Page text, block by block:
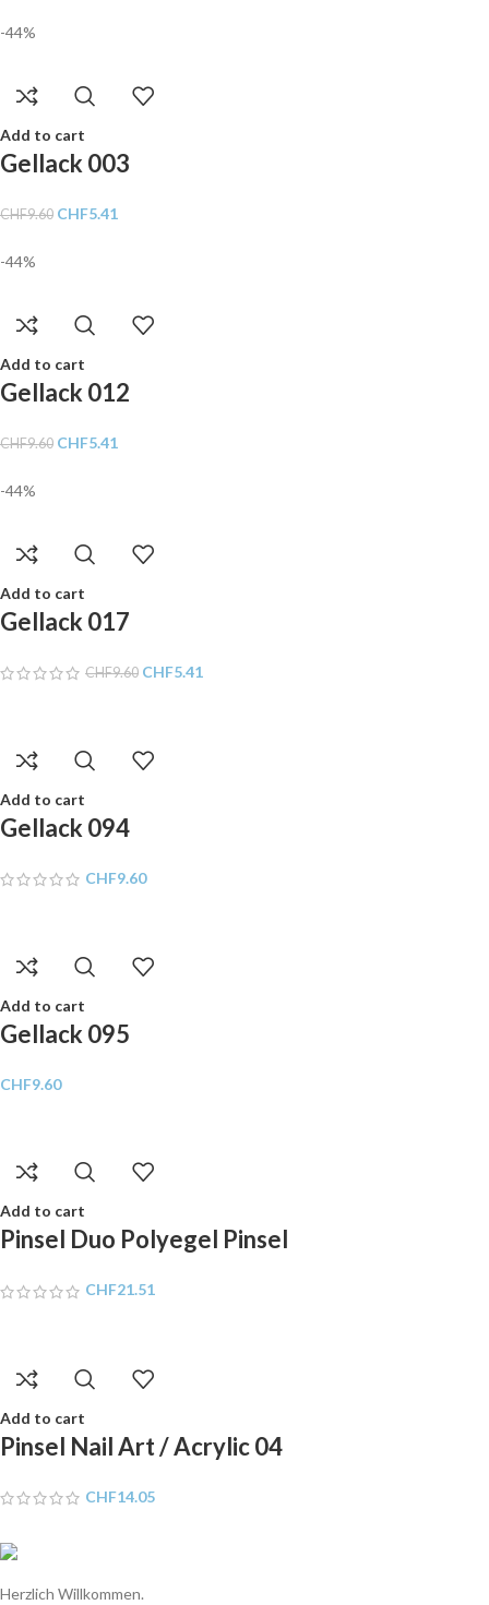
-44%
Add to cart
Gellack 003
CHF9.60 CHF5.41
-44%
Add to cart
Gellack 012
CHF9.60 CHF5.41
-44%
Add to cart
Gellack 017
CHF9.60 CHF5.41
Add to cart
Gellack 094
CHF9.60
Add to cart
Gellack 095
CHF9.60
Add to cart
Pinsel Duo Polyegel Pinsel
CHF21.51
Add to cart
Pinsel Nail Art / Acrylic 04
CHF14.05
Herzlich Willkommen.